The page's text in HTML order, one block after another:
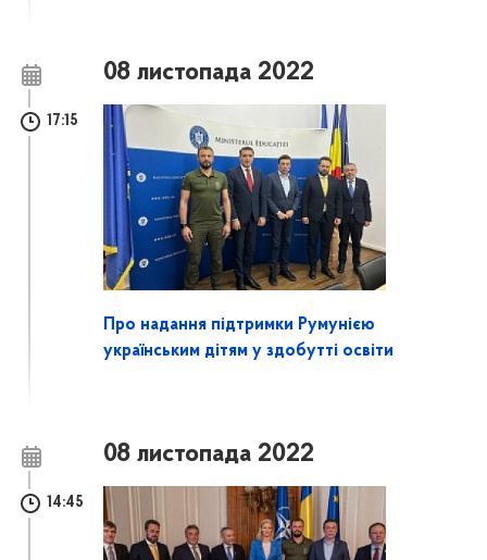
08 листопада 2022
17:15
Про надання підтримки Румунією
українським дітям у здобутті освіти
08 листопада 2022
14:45